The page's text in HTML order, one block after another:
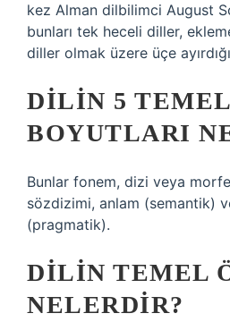
kez Alman dilbilimci August
bunları tek heceli diller,
diller olmak üzere üçe
DILIN 5 TEMEL
BOYUTLARI
Bunlar fonem, dizi veya
sözdizimi, anlam (semantik)
(pragmatik).
DILIN TEMEL
NELERDIR?